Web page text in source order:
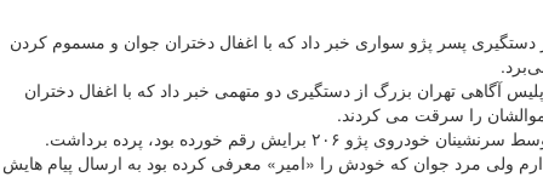
دستگیری پسر پژو سواری خبر داد که با اغفال دختران جوان و مسموم کردن
آگاهی تهران بزرگ از دستگیری دو متهمی خبر داد که با اغفال دختران
را سرقت می کردند.
رقم خورده بود، پرده برداشت.
ولی مرد جوان که خودش را «امیر» معرفی کرده بود به ارسال پیام هایش